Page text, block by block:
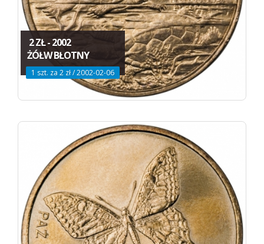
2 ZŁ - 2002
ŻÓŁW BŁOTNY
1 szt. za 2 zł / 2002-02-06